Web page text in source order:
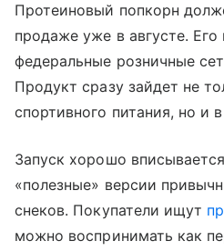
Протеиновый попкорн
продаже уже в августе.
федеральные розничные
Продукт сразу зайдет не
спортивного питания, но и
Запуск хорошо
«полезные» версии
снеков. Покупатели ищут
можно воспринимать как